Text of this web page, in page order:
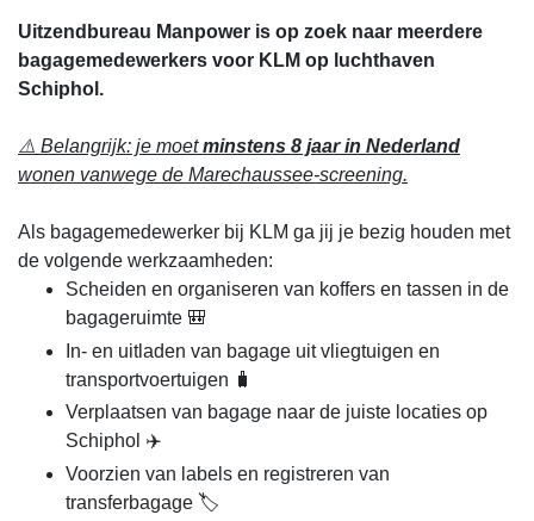
Uitzendbureau Manpower is op zoek naar meerdere
bagagemedewerkers voor KLM op luchthaven
Schiphol.
⚠️ Belangrijk: je moetminstens 8 jaar in Nederland
wonen vanwege de Marechaussee-screening.
Als bagagemedewerker bij KLM ga jij je bezig houden met
de volgende werkzaamheden:
Scheiden en organiseren van koffers en tassen in de
bagageruimte 🎒
In- en uitladen van bagage uit vliegtuigen en
transportvoertuigen 🧳
Verplaatsen van bagage naar de juiste locaties op
Schiphol ✈️
Voorzien van labels en registreren van
transferbagage 🏷️